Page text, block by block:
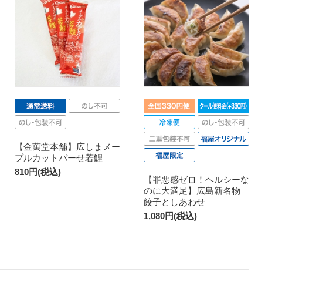
【金萬堂本舗】広しまメー
プルカットバーせ若鯉
810円(税込)
【罪悪感ゼロ！ヘルシーな
のに大満足】広島新名物
餃子としあわせ
1,080円(税込)